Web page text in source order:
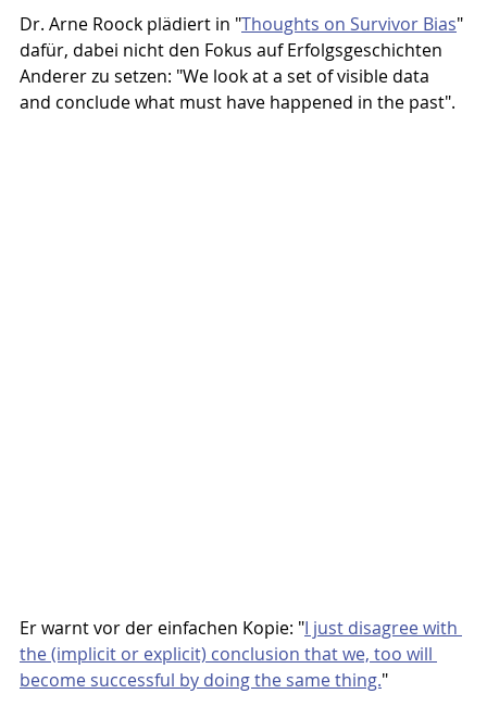
Dr. Arne Roock plädiert in "Thoughts on Survivor Bias"
dafür, dabei nicht den Fokus auf Erfolgsgeschichten
Anderer zu setzen: "We look at a set of visible data
and conclude what must have happened in the past".
Er warnt vor der einfachen Kopie: "I just disagree with
the (implicit or explicit) conclusion that we, too will
become successful by doing the same thing."